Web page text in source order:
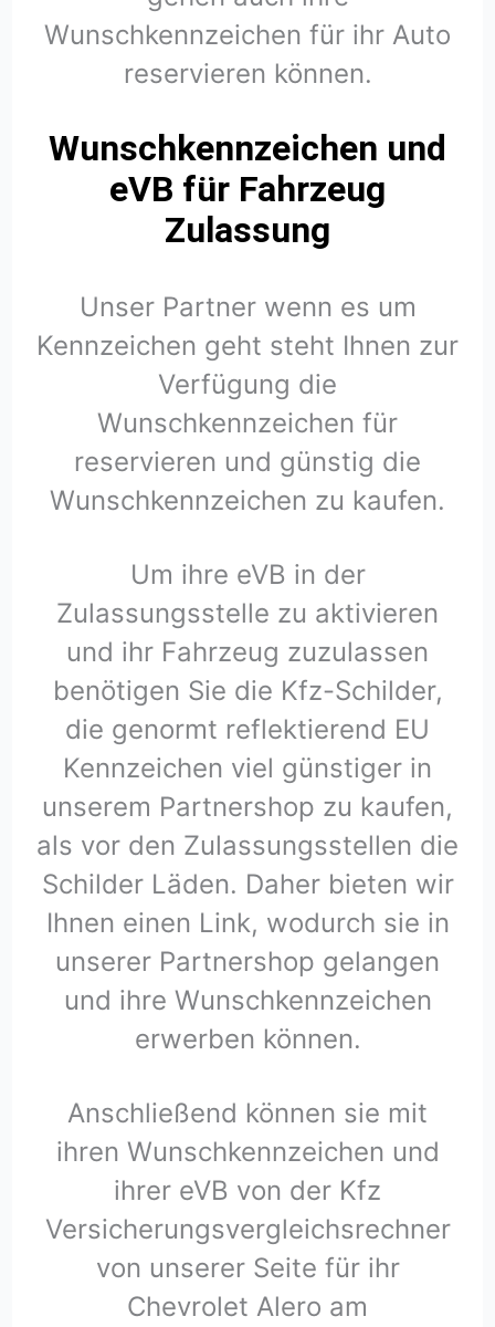
Wunschkennzeichen für ihr Auto
reservieren können.
Wunschkennzeichen und
eVB für Fahrzeug
Zulassung
Unser Partner wenn es um
Kennzeichen geht steht Ihnen zur
Verfügung die
Wunschkennzeichen für
reservieren und günstig die
Wunschkennzeichen zu kaufen.
Um ihre eVB in der
Zulassungsstelle zu aktivieren
und ihr Fahrzeug zuzulassen
benötigen Sie die Kfz-Schilder,
die genormt reflektierend EU
Kennzeichen viel günstiger in
unserem Partnershop zu kaufen,
als vor den Zulassungsstellen die
Schilder Läden. Daher bieten wir
Ihnen einen Link, wodurch sie in
unserer Partnershop gelangen
und ihre Wunschkennzeichen
erwerben können.
Anschließend können sie mit
ihren Wunschkennzeichen und
ihrer eVB von der Kfz
Versicherungsvergleichsrechner
von unserer Seite für ihr
Chevrolet Alero am